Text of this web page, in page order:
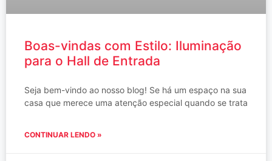
Boas-vindas com Estilo: Iluminação
para o Hall de Entrada
Seja bem-vindo ao nosso blog! Se há um espaço na sua
casa que merece uma atenção especial quando se trata
CONTINUAR LENDO »